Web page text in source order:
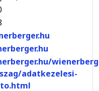
adatkezelesi-